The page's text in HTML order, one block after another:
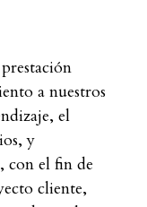
a nuestros
el
y
con el fin de
cliente,